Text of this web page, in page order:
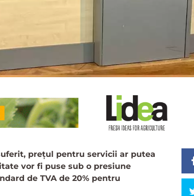
prețul pentru servicii ar putea
vor fi puse sub o presiune
de TVA de 20% pentru